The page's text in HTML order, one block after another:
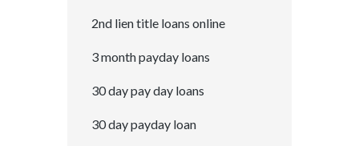
2nd lien title loans online
3 month payday loans
30 day pay day loans
30 day payday loan